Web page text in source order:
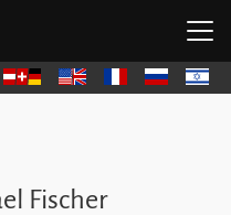
DeutschEnglish FrançaisРусский
עברית
Fischer